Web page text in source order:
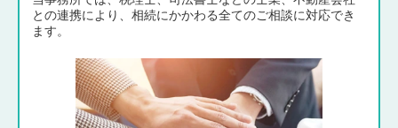
との連携により、相続にかかわる全てのご相談に対応でき
ます。